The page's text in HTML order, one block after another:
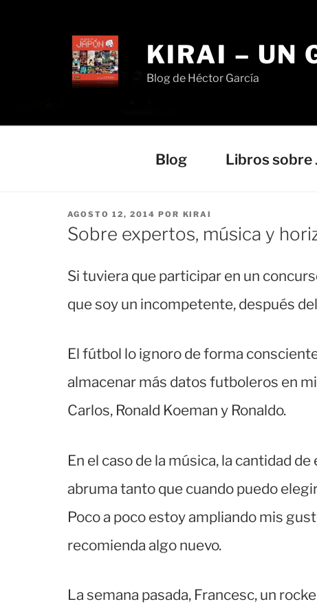
KIRAI – UN
Blog de Héctor García
Blog Libros sobre
PUBLICADO
EL
AGOSTO 12, 2014 POR KIRAI
Sobre expertos, música y
Si tuviera que participar en un
que soy un incompetente, después
El fútbol lo ignoro de forma
almacenar más datos futboleros en
Carlos, Ronald Koeman y Ronaldo.
En el caso de la música, la cantidad
abruma tanto que cuando puedo
Poco a poco estoy ampliando mis
recomienda algo nuevo.
La semana pasada, Francesc, un